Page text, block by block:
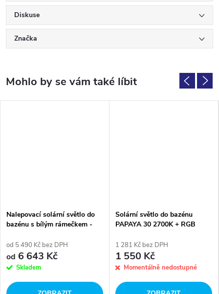
Diskuse
Značka
Nalepovací solární světlo do
bazénu s bílým rámečkem -
od 5 490 Kč bez DPH
od 6 643 Kč
Skladem
Solární světlo do bazénu
PAPAYA 30 2700K + RGB
1 281 Kč bez DPH
1 550 Kč
Momentálně nedostupné